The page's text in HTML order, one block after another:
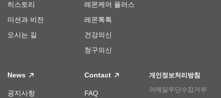
히스토리
미션과 비전
오시는 길
레몬케어 플러스
레몬톡톡
건강의신
청구의신
News
공지사항
Contact
FAQ
개인정보처리방침
이메일무단수집거부